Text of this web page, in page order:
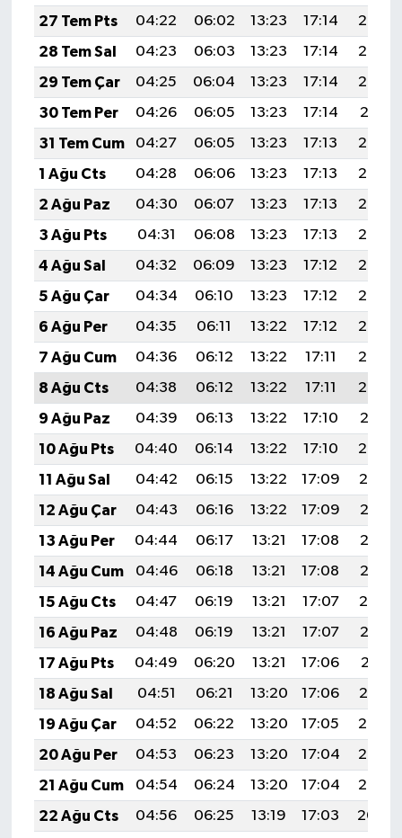
27 Tem Pts
04:22 06:02 13:23 17:14
20:34
28 Tem Sal
04:23 06:03 13:23 17:14
20:33
29 Tem Çar
04:25 06:04 13:23 17:14
20:32
30 Tem Per
04:26 06:05 13:23 17:14
20:31
31 Tem Cum
04:27 06:05 13:23 17:13
20:30
1 Ağu Cts
04:28 06:06 13:23 17:13
20:29
2 Ağu Paz
04:30 06:07 13:23 17:13
20:28
3 Ağu Pts
04:31 06:08 13:23 17:13
20:27
4 Ağu Sal
04:32 06:09 13:23 17:12
20:26
5 Ağu Çar
04:34 06:10 13:23 17:12
20:25
6 Ağu Per
04:35 06:11 13:22 17:12
20:24
7 Ağu Cum
04:36 06:12 13:22 17:11
20:23
8 Ağu Cts
04:38 06:12 13:22 17:11
20:22
9 Ağu Paz
04:39 06:13 13:22 17:10
20:21
10 Ağu Pts
04:40 06:14 13:22 17:10
20:20
11 Ağu Sal
04:42 06:15 13:22 17:09
20:19
12 Ağu Çar
04:43 06:16 13:22 17:09
20:17
13 Ağu Per
04:44 06:17 13:21 17:08
20:16
14 Ağu Cum
04:46 06:18 13:21 17:08
20:15
15 Ağu Cts
04:47 06:19 13:21 17:07
20:14
16 Ağu Paz
04:48 06:19 13:21 17:07
20:12
17 Ağu Pts
04:49 06:20 13:21 17:06
20:11
18 Ağu Sal
04:51 06:21 13:20 17:06
20:10
19 Ağu Çar
04:52 06:22 13:20 17:05
20:08
20 Ağu Per
04:53 06:23 13:20 17:04
20:07
21 Ağu Cum
04:54 06:24 13:20 17:04
20:06
22 Ağu Cts
04:56 06:25 13:19 17:03
20:04